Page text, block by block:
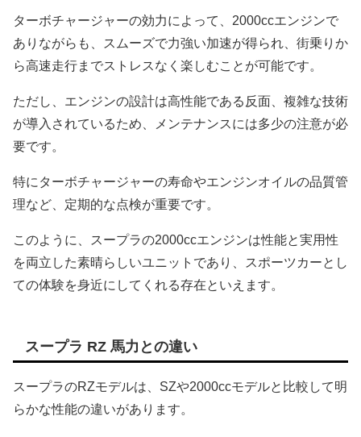
ターボチャージャーの効力によって、2000ccエンジンで
ありながらも、スムーズで力強い加速が得られ、街乗りか
ら高速走行までストレスなく楽しむことが可能です。
ただし、エンジンの設計は高性能である反面、複雑な技術
が導入されているため、メンテナンスには多少の注意が必
要です。
特にターボチャージャーの寿命やエンジンオイルの品質管
理など、定期的な点検が重要です。
このように、スープラの2000ccエンジンは性能と実用性
を両立した素晴らしいユニットであり、スポーツカーとし
ての体験を身近にしてくれる存在といえます。
スープラ RZ 馬力との違い
スープラのRZモデルは、SZや2000ccモデルと比較して明
らかな性能の違いがあります。